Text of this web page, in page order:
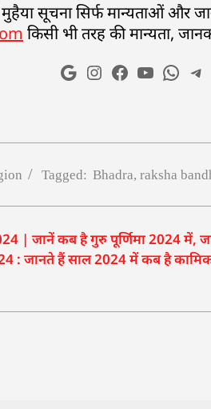
सूचना सिर्फ मान्यताओं और
किसी भी तरह की मान्यता,
Tagged: Bhadra, raksha
| जानें कब है गुरु पूर्णिमा 2024 में,
: जानते हैं साल 2024 में कब है